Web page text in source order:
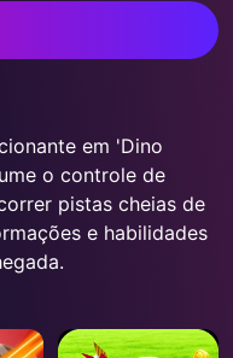
em 'Dino
o controle de
pistas cheias de
e habilidades